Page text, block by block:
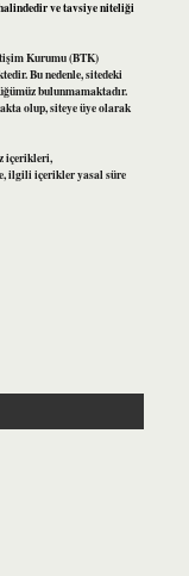
ve tavsiye niteliği
Kurumu (BTK)
Bu nedenle, sitedeki
bulunmamaktadır.
olup, siteye üye olarak
içerikleri,
ilgili içerikler yasal süre